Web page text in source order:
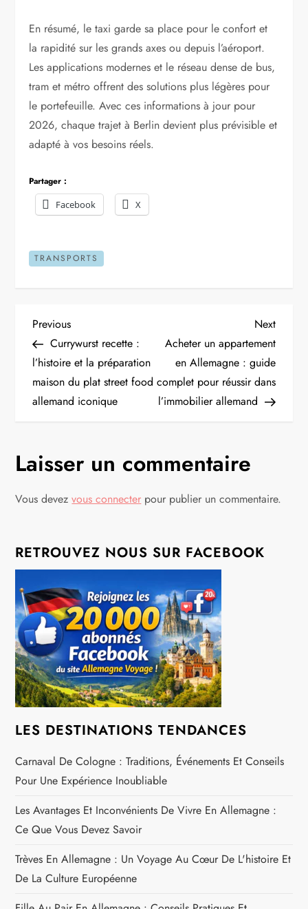
En résumé, le taxi garde sa place pour le confort et
la rapidité sur les grands axes ou depuis l’aéroport.
Les applications modernes et le réseau dense de bus,
tram et métro offrent des solutions plus légères pour
le portefeuille. Avec ces informations à jour pour
2026, chaque trajet à Berlin devient plus prévisible et
adapté à vos besoins réels.
Partager :
Facebook
X
TRANSPORTS
N
a
v
g
a
i
o
n
d
e
l
’
a
r
t
i
Previous
Post
Previous
Currywurst recette :
l’histoire et la préparation
maison du plat street food
allemand iconique
Next
Post
Next
Acheter un appartement
en Allemagne : guide
complet pour réussir dans
l’immobilier allemand
Laisser un commentaire
Vous devezvous connecter pour publier un commentaire.
RETROUVEZ NOUS SUR FACEBOOK
LES DESTINATIONS TENDANCES
Carnaval De Cologne : Traditions, Événements Et Conseils
Pour Une Expérience Inoubliable
Les Avantages Et Inconvénients De Vivre En Allemagne :
Ce Que Vous Devez Savoir
Trèves En Allemagne : Un Voyage Au Cœur De L'histoire Et
De La Culture Européenne